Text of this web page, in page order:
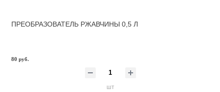
ПРЕОБРАЗОВАТЕЛЬ РЖАВЧИНЫ 0,5 Л
80 руб.
шт